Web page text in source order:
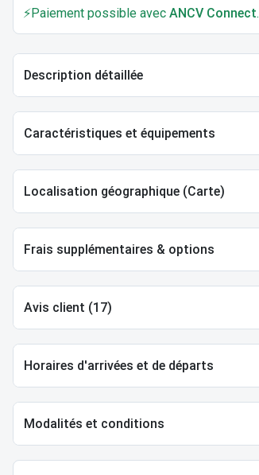
⚡Paiement possible avec ANCV Connect.
Description détaillée
Caractéristiques et équipements
Localisation géographique (Carte)
Frais supplémentaires & options
Avis client (17)
Horaires d'arrivées et de départs
Modalités et conditions